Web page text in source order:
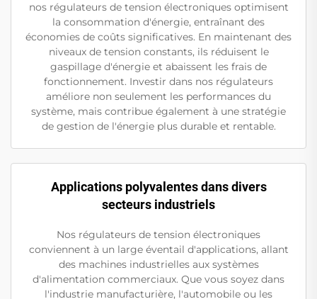
nos régulateurs de tension électroniques optimisent
la consommation d'énergie, entraînant des
économies de coûts significatives. En maintenant des
niveaux de tension constants, ils réduisent le
gaspillage d'énergie et abaissent les frais de
fonctionnement. Investir dans nos régulateurs
améliore non seulement les performances du
système, mais contribue également à une stratégie
de gestion de l'énergie plus durable et rentable.
Applications polyvalentes dans divers
secteurs industriels
Nos régulateurs de tension électroniques
conviennent à un large éventail d'applications, allant
des machines industrielles aux systèmes
d'alimentation commerciaux. Que vous soyez dans
l'industrie manufacturière, l'automobile ou les